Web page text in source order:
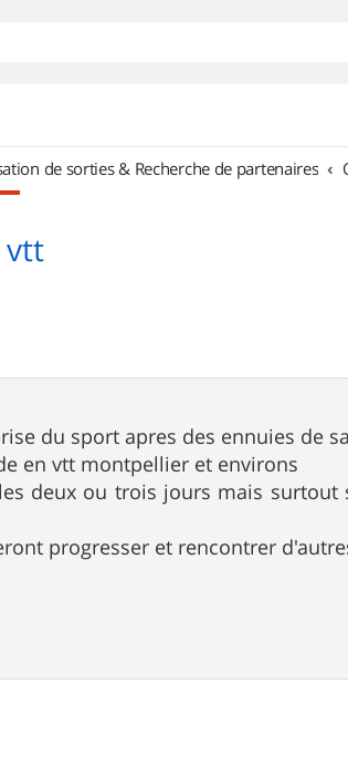
de sorties & Recherche de partenaires
vtt
du sport apres des ennuies de
en vtt montpellier et environs
deux ou trois jours mais surtout
progresser et rencontrer